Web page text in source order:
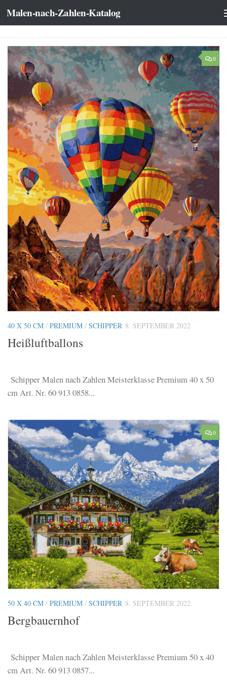
Zum Inhalt springen
Malen-nach-Zahlen-Katalog
0
40 X 50 CM / PREMIUM / SCHIPPER 8. SEPTEMBER 2022
Heißluftballons
Schipper Malen nach Zahlen Meisterklasse Premium 40 x 50
cm Art. Nr. 60 913 0858...
0
50 X 40 CM / PREMIUM / SCHIPPER 8. SEPTEMBER 2022
Bergbauernhof
Schipper Malen nach Zahlen Meisterklasse Premium 50 x 40
cm Art. Nr. 60 913 0857...